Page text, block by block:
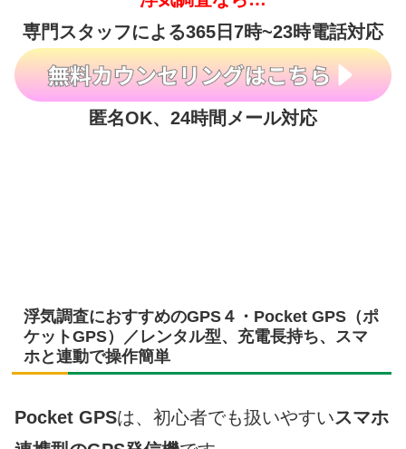
専門スタッフによる365日7時~23時電話対応
匿名OK、24時間メール対応
浮気調査におすすめのGPS４・Pocket GPS（ポ
ケットGPS）／レンタル型、充電長持ち、スマ
ホと連動で操作簡単
Pocket GPSは、初心者でも扱いやすいスマホ